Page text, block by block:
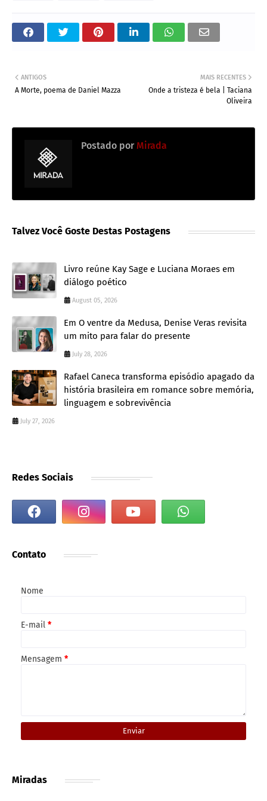
MAIS RECENTES
Onde a tristeza é bela | Taciana
Oliveira
ANTIGOS
A Morte, poema de Daniel Mazza
Postado por Mirada
Talvez Você Goste Destas Postagens
Livro reúne Kay Sage e Luciana Moraes em
diálogo poético
August 05, 2026
Em O ventre da Medusa, Denise Veras revisita
um mito para falar do presente
July 28, 2026
Rafael Caneca transforma episódio apagado da
história brasileira em romance sobre memória,
linguagem e sobrevivência
July 27, 2026
Redes Sociais
Contato
Nome
E-mail *
Mensagem *
Miradas